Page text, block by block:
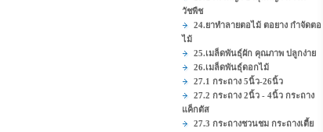
วัชพืช
24.ยาทำลายตอไม้ ตอยาง กำจัดตอ
ไม้
25.เมล็ดพันธุ์ผัก คุณภาพ ปลูกง่าย
26.เมล็ดพันธุ์ดอกไม้
27.1 กระถาง 5นิ้ว-26นิ้ว
27.2 กระถาง 2นิ้ว - 4นิ้ว กระถาง
แค็กตัส
27.3 กระถางชวนชม กระถางเตี้ย